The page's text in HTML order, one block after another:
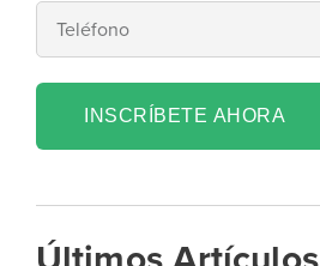
INSCRÍBETE AHORA